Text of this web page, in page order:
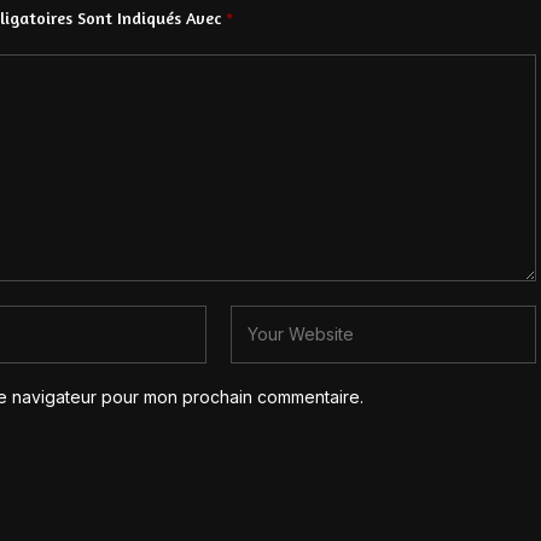
Sont Indiqués Avec *
navigateur pour mon prochain commentaire.